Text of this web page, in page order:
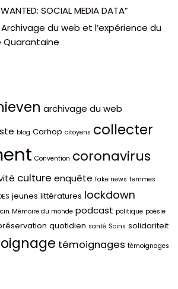
SOCIAL MEDIA DATA”
du web et l’expérience du
Quarantaine
archivage du web
blog Carhop citoyens collecter
Convention coronavirus
culture enquête fake news femmes
jeunes littératures lockdown
Mémoire du monde podcast politique poésie
quotidien santé Soins solidariteit
témoignages témoignages